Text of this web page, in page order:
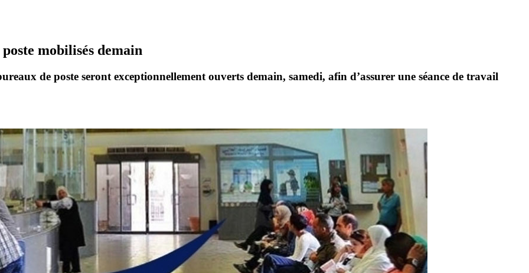
mobilisés demain
de poste seront exceptionnellement ouverts demain, samedi, afin d’assurer une séance de travail